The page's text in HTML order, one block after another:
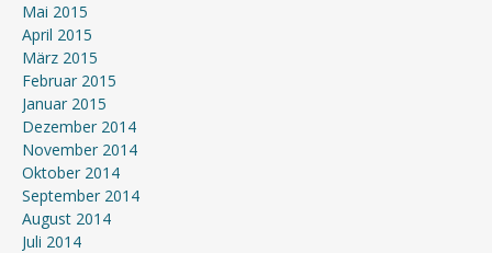
Mai 2015
April 2015
März 2015
Februar 2015
Januar 2015
Dezember 2014
November 2014
Oktober 2014
September 2014
August 2014
Juli 2014